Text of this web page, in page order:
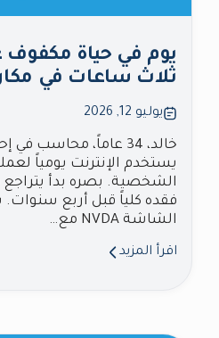
يوم في حياة مكفوف
ثلاث ساعات في
يوليو 12, 2026
خالد، 34 عاماً،
يستخدم الإنترنت يومياً
الشخصية. بصره بدأ
فقده كلياً قبل أربع سنوات.
الشاشة NVDA مع…
اقرأ المزيد